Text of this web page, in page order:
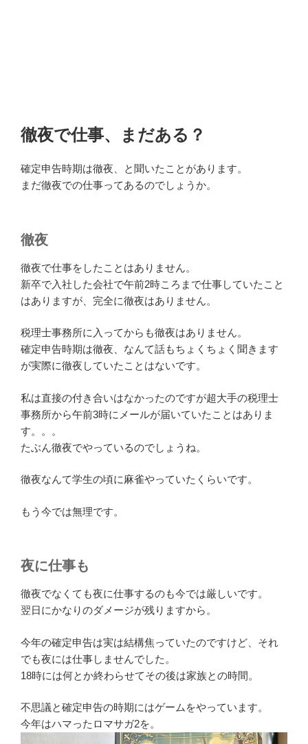
徹夜で仕事、まだある？
確定申告時期は徹夜、と聞いたことがあります。
まだ徹夜での仕事ってあるのでしょうか。
徹夜
徹夜で仕事をしたことはありません。
新卒で入社した会社で午前2時ころまで仕事していたこと
はありますが、完全に徹夜はありません。
税理士事務所に入ってからも徹夜はありません。
確定申告時期は徹夜、なんて話もちょくちょく聞きます
が実際に徹夜していたことはないです。
私は直接の付き合いはなかったのですが超大手の税理士
事務所から午前3時にメールが届いていたことはありま
す。。。
たぶん徹夜でやっているのでしょうね。
徹夜なんて学生の頃に麻雀やっていたくらいです。
もう今では無理です。
夜に仕事も
徹夜でなくても夜に仕事するのも今では厳しいです。
翌日にかなりのダメージが残りますから。
今年の確定申告は実は結構焦っていたのですけど、それ
でも夜には仕事しませんでした。
18時には何とか終わらせてその後は家族との時間。
不思議と確定申告の時期にはゲームをやっています。
今年はハマったロマサガ2を。